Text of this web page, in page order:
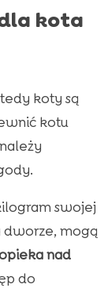
kota
koty są
kotu
swojej
dworze, mogą
nad
do